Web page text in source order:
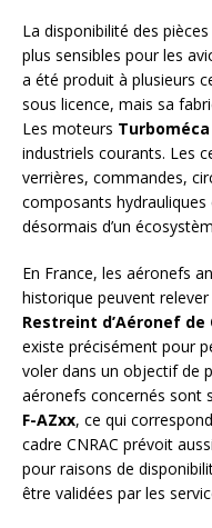
La disponibilité des
plus sensibles pour les
a été produit à plusieurs
sous licence, mais sa
Les moteurs
industriels courants. Les
verrières, commandes,
composants
désormais d’un
En France, les aéronefs
historique peuvent relever
Restreint d’Aéronef de
existe précisément pour
voler dans un objectif de
aéronefs concernés sont
F-AZxx, ce qui
cadre CNRAC prévoit
pour raisons de
être validées par les